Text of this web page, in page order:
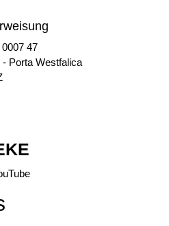
47
Porta Westfalica